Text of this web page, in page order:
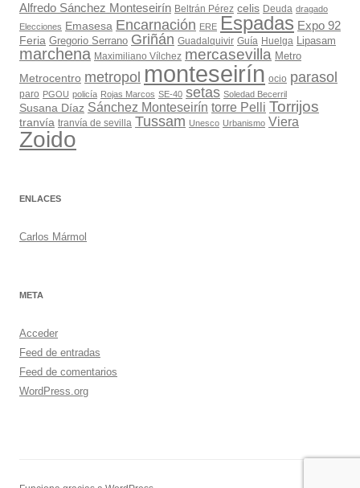
Alfredo Sánchez Monteseirín Beltrán Pérez celis Deuda dragado
Elecciones Emasesa Encarnación ERE Espadas Expo 92
Feria Gregorio Serrano Griñán Guadalquivir Guía Huelga Lipasam
marchena Maximiliano Vílchez mercasevilla Metro
Metrocentro metropol monteseirín ocio parasol
paro PGOU policía Rojas Marcos SE-40 setas Soledad Becerril
Susana Díaz Sánchez Monteseirín torre Pelli Torrijos
tranvía tranvía de sevilla Tussam Unesco Urbanismo Viera
Zoido
ENLACES
Carlos Mármol
META
Acceder
Feed de entradas
Feed de comentarios
WordPress.org